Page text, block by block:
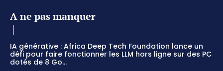
A ne pas manquer
IA générative : Africa Deep Tech Foundation lance un
défi pour faire fonctionner les LLM hors ligne sur des PC
dotés de 8 Go...